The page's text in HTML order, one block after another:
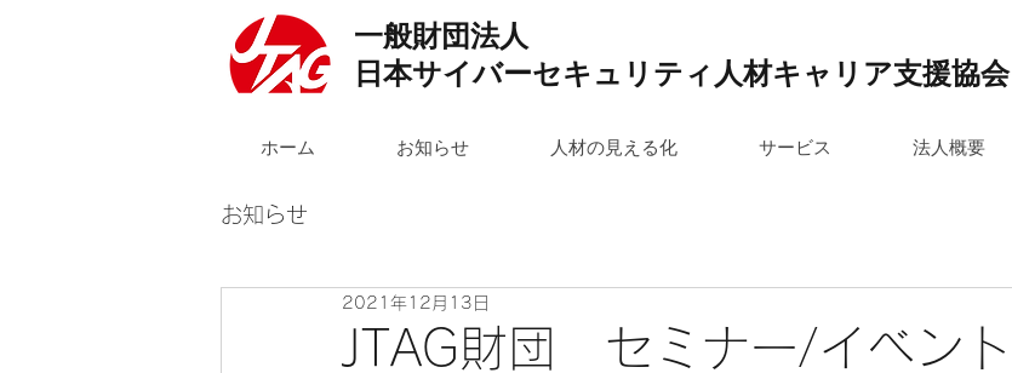
一般財団法人
日本サイバーセキュリティ人材キャリア支援協会
ホーム お知らせ 人材の見える化 サービス 法人概要
お知らせ
JTAG財団 セミナー/イベン
2021年12月13日